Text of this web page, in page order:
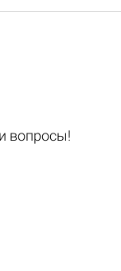
вопросы!